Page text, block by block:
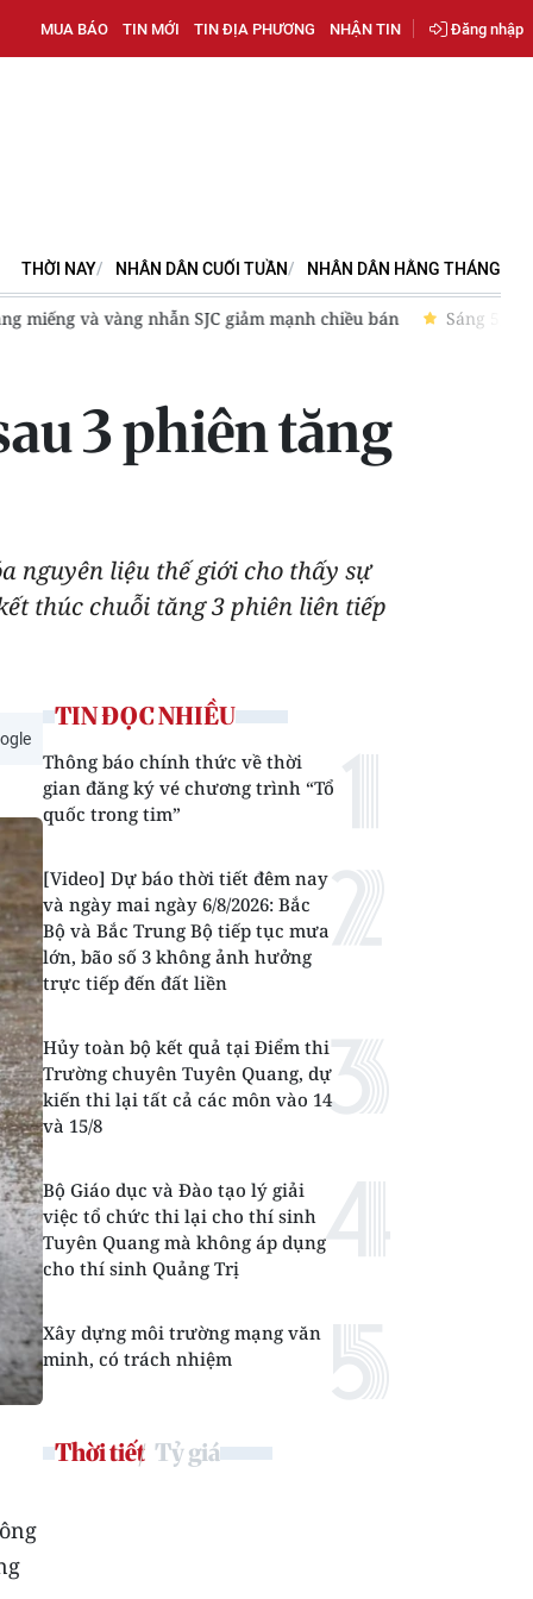
MUA BÁO TIN MỚI TIN ĐỊA PHƯƠNG NHẬN TIN Đăng nhập
THỜI NAY NHÂN DÂN CUỐI TUẦN NHÂN DÂN HẰNG THÁNG
miếng và vàng nhẫn SJC giảm mạnh chiều bán Sáng 5/8,
3 phiên tăng
nguyên liệu thế giới cho thấy sự
thúc chuỗi tăng 3 phiên liên tiếp
TIN ĐỌC NHIỀU
Thông báo chính thức về thời
gian đăng ký vé chương trình “Tổ
quốc trong tim”
[Video] Dự báo thời tiết đêm nay
và ngày mai ngày 6/8/2026: Bắc
Bộ và Bắc Trung Bộ tiếp tục mưa
lớn, bão số 3 không ảnh hưởng
trực tiếp đến đất liền
Hủy toàn bộ kết quả tại Điểm thi
Trường chuyên Tuyên Quang, dự
kiến thi lại tất cả các môn vào 14
và 15/8
Bộ Giáo dục và Đào tạo lý giải
việc tổ chức thi lại cho thí sinh
Tuyên Quang mà không áp dụng
cho thí sinh Quảng Trị
Xây dựng môi trường mạng văn
minh, có trách nhiệm
Thời tiết Tỷ giá